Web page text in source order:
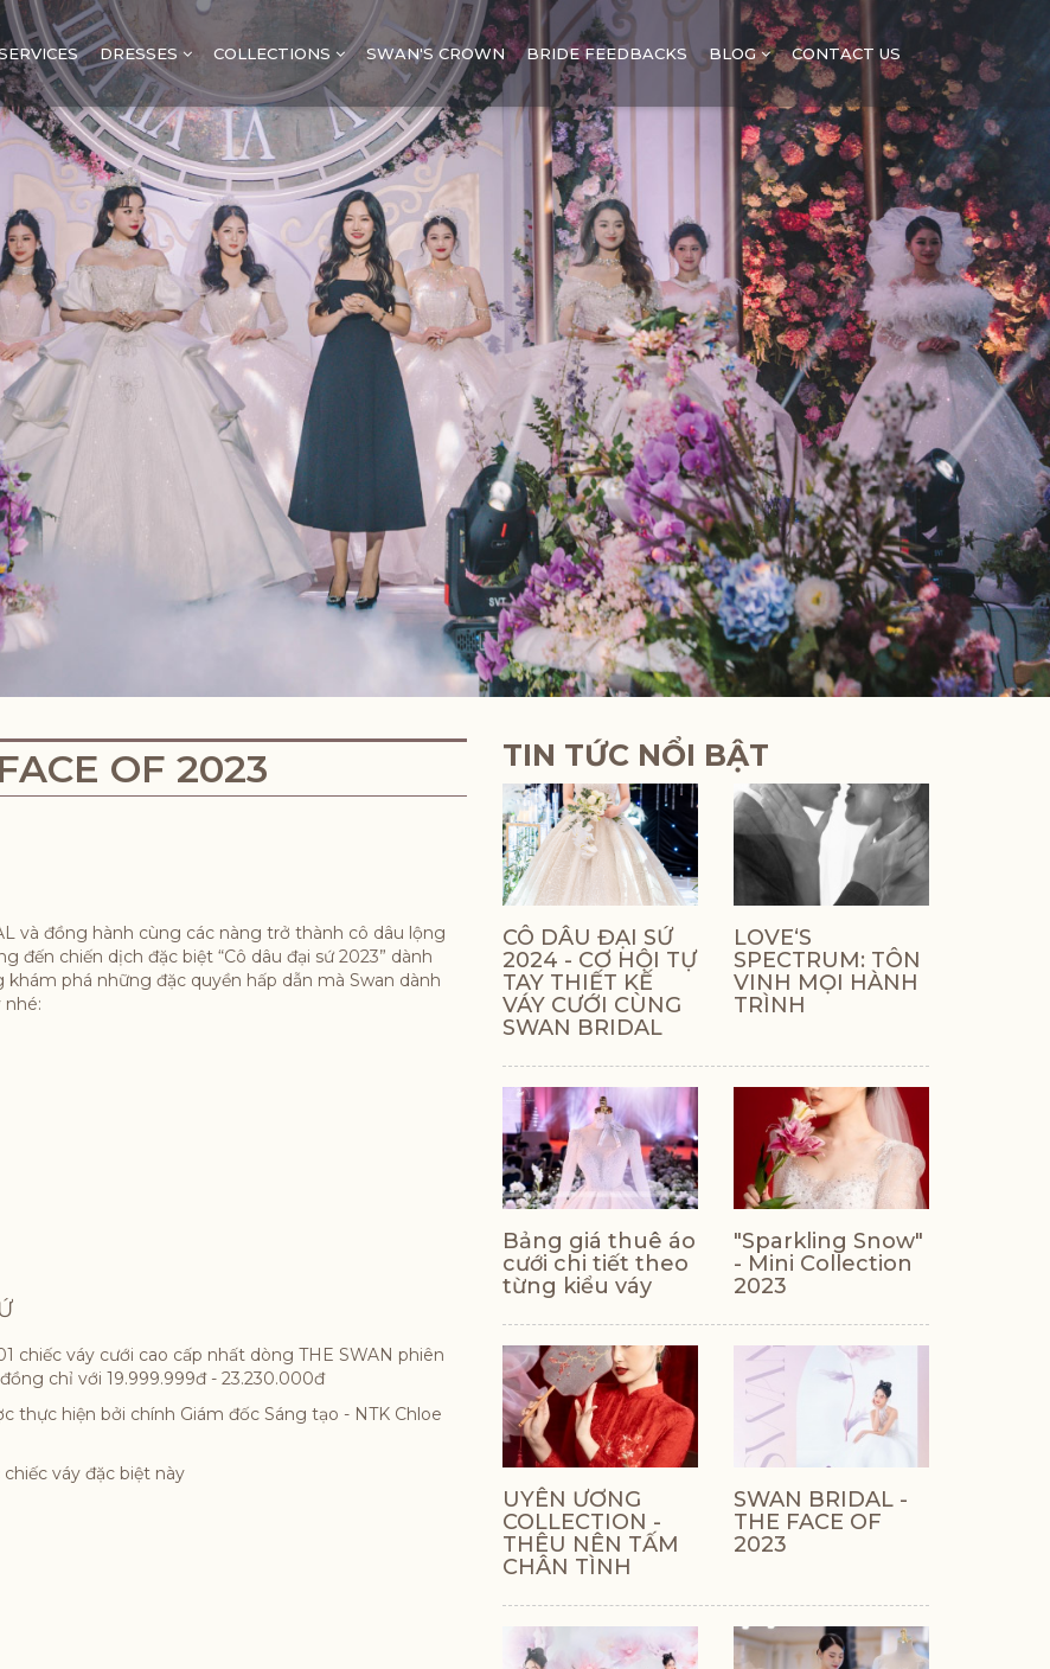
DRESSES COLLECTIONS SWAN'S CROWN BRIDE FEEDBACKS BLOG CONTACT US
OF 2023
và đồng hành cùng các nàng trở thành cô dâu lộng
đến chiến dịch đặc biệt “Cô dâu đại sứ 2023” dành
phá những đặc quyền hấp dẫn mà Swan dành
nhé:
chiếc váy cưới cao cấp nhất dòng THE SWAN phiên
chỉ với 19.999.999đ - 23.230.000đ
thực hiện bởi chính Giám đốc Sáng tạo - NTK Chloe
váy đặc biệt này
TIN TỨC NỔI BẬT
CÔ DÂU ĐẠI SỨ
2024 - CƠ HỘI TỰ
TAY THIẾT KẾ
VÁY CƯỚI CÙNG
SWAN BRIDAL
LOVE‘S
SPECTRUM: TÔN
VINH MỌI HÀNH
TRÌNH
Bảng giá thuê áo
cưới chi tiết theo
từng kiểu váy
"Sparkling Snow"
- Mini Collection
2023
UYÊN ƯƠNG
COLLECTION -
THÊU NÊN TẤM
CHÂN TÌNH
SWAN BRIDAL -
THE FACE OF
2023